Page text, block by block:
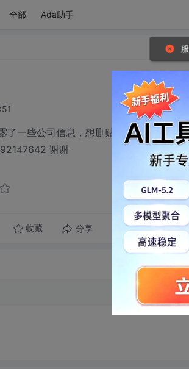
全部 Ada助手
了一些公司信息，想删贴
谢谢
收藏 分享 转发到动态